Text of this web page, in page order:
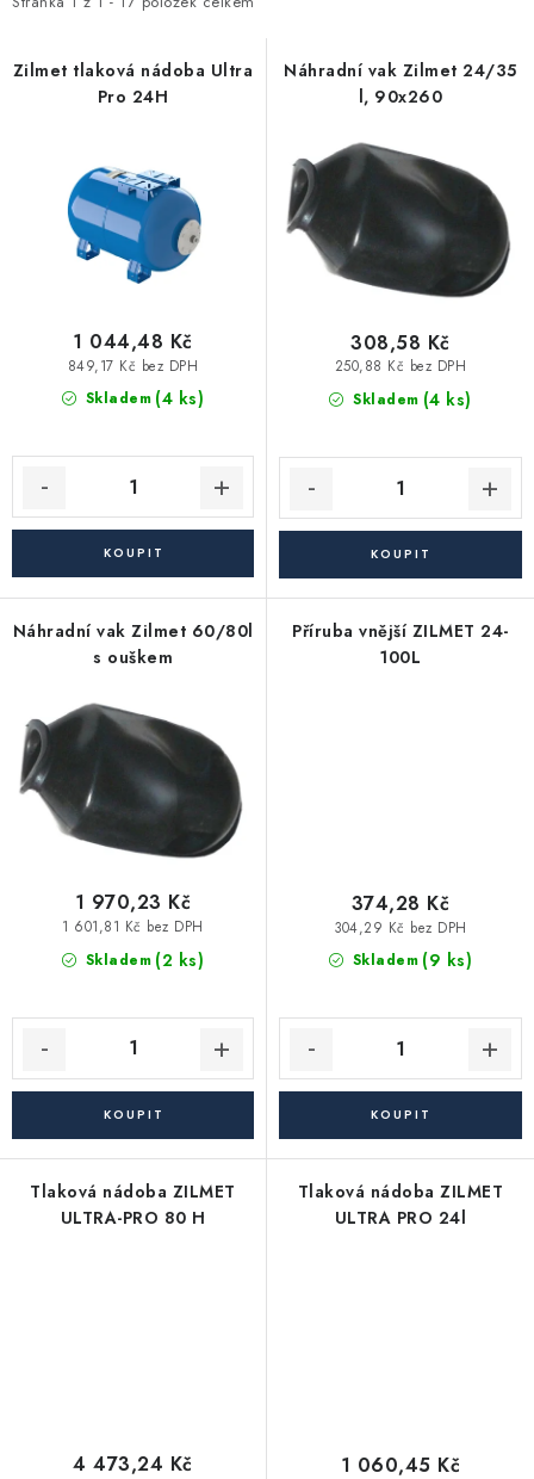
Vytápění a chlazení
Komíny a kouřovody
Filtrování vody
Zahrada a závlaha
Větrání a rekuperace
Koupelna a sanita
Spojovací materiál
Reklamační podmínky
Obchodní podmínky půjčovny nářadí
p
í
Zilmet tlaková nádoba Ultra
Pro 24H
Skladem (4 ks)
849,17 Kč bez DPH
1 044,48 Kč
Náhradní vak Zilmet 24/35
l, 90x260
Skladem (4 ks)
250,88 Kč bez DPH
308,58 Kč
Náhradní vak Zilmet 60/80l
s ouškem
Skladem (2 ks)
1 601,81 Kč bez DPH
1 970,23 Kč
Příruba vnější ZILMET 24-
100L
Skladem (9 ks)
304,29 Kč bez DPH
374,28 Kč
Tlaková nádoba ZILMET
ULTRA-PRO 80 H
4 473,24 Kč
Tlaková nádoba ZILMET
ULTRA PRO 24l
1 060,45 Kč